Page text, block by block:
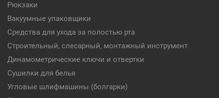
Рюкзаки
Вакуумные упаковщики
Средства для ухода за полостью рта
Строительный, слесарный, монтажный инструмент
Динамометрические ключи и отвертки
Сушилки для белья
Угловые шлифмашины (болгарки)